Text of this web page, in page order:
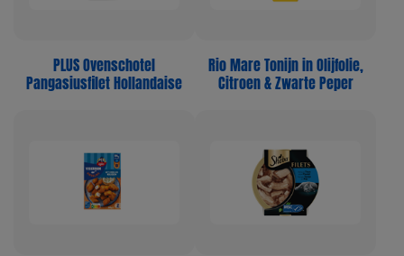
PLUS Ovenschotel
Pangasiusfilet Hollandaise
Rio Mare Tonijn in Olijfolie,
Citroen & Zwarte Peper